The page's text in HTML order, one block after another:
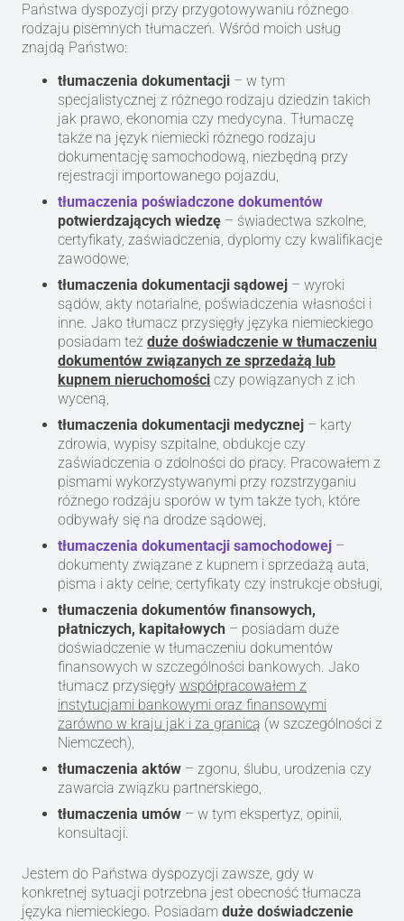
Państwa dyspozycji przy przygotowywaniu różnego
rodzaju pisemnych tłumaczeń. Wśród moich usług
znajdą Państwo:
tłumaczenia dokumentacji – w tym
specjalistycznej z różnego rodzaju dziedzin takich
jak prawo, ekonomia czy medycyna. Tłumaczę
także na język niemiecki różnego rodzaju
dokumentację samochodową, niezbędną przy
rejestracji importowanego pojazdu,
tłumaczenia poświadczone dokumentów
potwierdzających wiedzę – świadectwa szkolne,
certyfikaty, zaświadczenia, dyplomy czy kwalifikacje
zawodowe,
tłumaczenia dokumentacji sądowej – wyroki
sądów, akty notarialne, poświadczenia własności i
inne. Jako tłumacz przysięgły języka niemieckiego
posiadam też duże doświadczenie w tłumaczeniu
dokumentów związanych ze sprzedażą lub
kupnem nieruchomości czy powiązanych z ich
wyceną,
tłumaczenia dokumentacji medycznej – karty
zdrowia, wypisy szpitalne, obdukcje czy
zaświadczenia o zdolności do pracy. Pracowałem z
pismami wykorzystywanymi przy rozstrzyganiu
różnego rodzaju sporów w tym także tych, które
odbywały się na drodze sądowej,
tłumaczenia dokumentacji samochodowej –
dokumenty związane z kupnem i sprzedażą auta,
pisma i akty celne, certyfikaty czy instrukcje obsługi,
tłumaczenia dokumentów finansowych,
płatniczych, kapitałowych – posiadam duże
doświadczenie w tłumaczeniu dokumentów
finansowych w szczególności bankowych. Jako
tłumacz przysięgły współpracowałem z
instytucjami bankowymi oraz finansowymi
zarówno w kraju jak i za granicą (w szczególności z
Niemczech),
tłumaczenia aktów – zgonu, ślubu, urodzenia czy
zawarcia związku partnerskiego,
tłumaczenia umów – w tym ekspertyz, opinii,
konsultacji.
Jestem do Państwa dyspozycji zawsze, gdy w
konkretnej sytuacji potrzebna jest obecność tłumacza
języka niemieckiego. Posiadam duże doświadczenie